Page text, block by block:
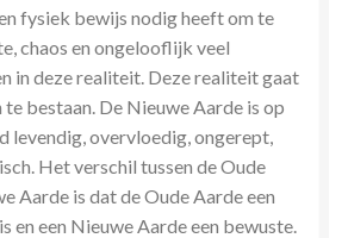
fysiek bewijs nodig heeft om te
chaos en ongelooflijk veel
in deze realiteit. Deze realiteit gaat
bestaan. De Nieuwe Aarde is op
levendig, overvloedig, ongerept,
Het verschil tussen de Oude
Aarde is dat de Oude Aarde een
en een Nieuwe Aarde een bewuste.